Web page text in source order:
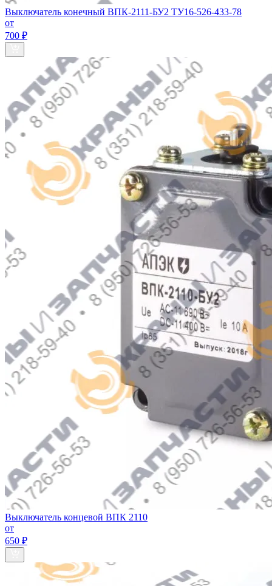
Выключатель конечный ВПК-2111-БУ2 ТУ16-526-433-78
от
700 ₽
Выключатель концевой ВПК 2110
от
650 ₽